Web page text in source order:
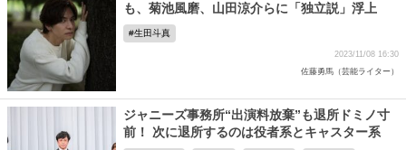
も、菊池風磨、山田涼介らに「独立説」浮上
生田斗真
2023/11/08 16:30
佐藤勇馬（芸能ライター）
ジャニーズ事務所“出演料放棄”も退所ドミノ寸
前！ 次に退所するのは役者系とキャスター系